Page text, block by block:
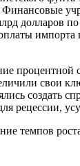
долларов
свои
создать
рецессии,
темпов